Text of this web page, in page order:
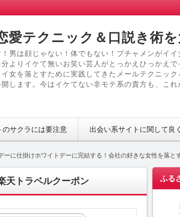
愛テクニック＆口説き術
男は顔じゃない！体でもない！ブチャメンがイ
よりイケて無いお笑い芸人がとっかえひっかえ
女を落とすために実践してきたメールテクニッ
します。今はイケてない非モテ系の貴方も、こ
のサクラには要注意 出会い系サイトに関して良
ーに仕掛けホワイトデーに完結する！会社の好きな女性を落
天トラベルクーポン ふる